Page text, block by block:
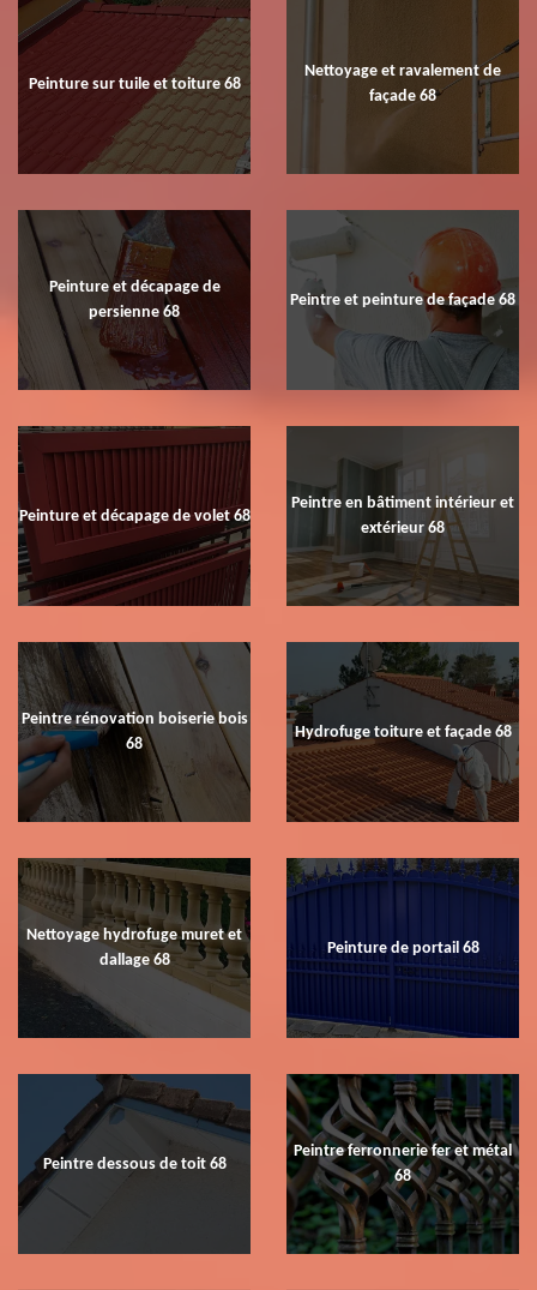
Peinture sur tuile et toiture 68
Nettoyage et ravalement de
façade 68
Peinture et décapage de
persienne 68
Peintre et peinture de façade 68
Peinture et décapage de volet 68
Peintre en bâtiment intérieur et
extérieur 68
Peintre rénovation boiserie bois
68
Hydrofuge toiture et façade 68
Nettoyage hydrofuge muret et
dallage 68
Peinture de portail 68
Peintre dessous de toit 68
Peintre ferronnerie fer et métal
68